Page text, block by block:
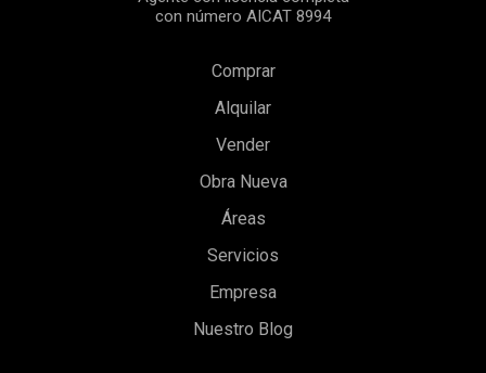
con número AICAT 8994
Comprar
Alquilar
Vender
Obra Nueva
Áreas
Servicios
Empresa
Nuestro Blog
Guardar configuración